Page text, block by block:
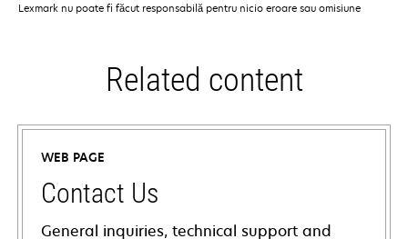
Lexmark nu poate fi făcut responsabilă pentru nicio eroare sau omisiune
Related content
WEB PAGE
Contact Us
General inquiries, technical support and